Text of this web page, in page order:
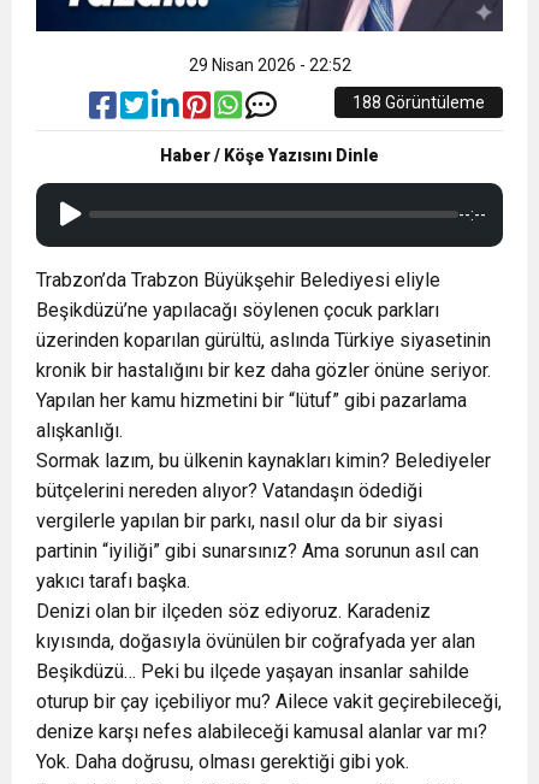
29 Nisan 2026 - 22:52
188 Görüntüleme
Haber / Köşe Yazısını Dinle
--:--
Trabzon’da Trabzon Büyükşehir Belediyesi eliyle
Beşikdüzü’ne yapılacağı söylenen çocuk parkları
üzerinden koparılan gürültü, aslında Türkiye siyasetinin
kronik bir hastalığını bir kez daha gözler önüne seriyor.
Yapılan her kamu hizmetini bir “lütuf” gibi pazarlama
alışkanlığı.
Sormak lazım, bu ülkenin kaynakları kimin? Belediyeler
bütçelerini nereden alıyor? Vatandaşın ödediği
vergilerle yapılan bir parkı, nasıl olur da bir siyasi
partinin “iyiliği” gibi sunarsınız? Ama sorunun asıl can
yakıcı tarafı başka.
Denizi olan bir ilçeden söz ediyoruz. Karadeniz
kıyısında, doğasıyla övünülen bir coğrafyada yer alan
Beşikdüzü… Peki bu ilçede yaşayan insanlar sahilde
oturup bir çay içebiliyor mu? Ailece vakit geçirebileceği,
denize karşı nefes alabileceği kamusal alanlar var mı?
Yok. Daha doğrusu, olması gerektiği gibi yok.